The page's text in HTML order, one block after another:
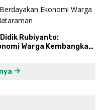
Rubiyanto:
Warga Kembangkan